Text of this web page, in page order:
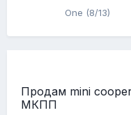
One (8/13)
Продам mini
МКПП